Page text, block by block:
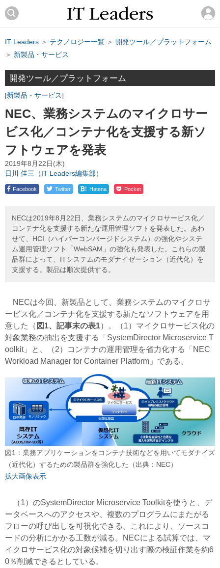
IT Leaders ＞ テクノロジー一覧 ＞ 開発ツール／プラットフォーム
＞ 新製品・サービス
開発ツール／プラットフォーム
新製品・サービス
NEC、業務システムのマイクロサー
ビス化／コンテナ化を支援する新ソ
フトウェアを発表
2019年8月22日(木)
日川 佳三（IT Leaders編集部）
Facebook Twitter ! Hatena Pocket
NECは2019年8月22日、業務システムのマイクロサービス化／
コンテナ化を支援する新たな運用管理ソフトを発表した。あわ
せて、HCI（ハイパーコンバージドシステム）の強化やシステ
ム運用管理ソフト「WebSAM」の強化も発表した。これらの製
品群によって、ITシステムのモダナイゼーション（近代化）を
支援する。製品は順次提供する。
NECは今回、新製品として、業務システムのマイクロサ
ービス化／コンテナ化を支援する新たなソフトウェアを用
意した（ 図1、記事末の表1）。（1）マイクロサービス化の
対象業務の抽出を支援する「SystemDirector Microservice T
oolkit」と、（2）コンテナの運用管理を省力化する「NEC
Workload Manager for Container Platform」である。
図1：業務アプリケーションをコンテナ技術などを用いてモダナイズ
（近代化）するための製品群を強化した（出典：NEC）
拡大画像表示
（1）のSystemDirector Microservice Toolkitを使うと、デ
ータベースへのアクセスや、複数のプログラムにまたがる
フローの呼び出しを可視化できる。これにより、ソースコ
ードの分析にかかる工数が減る。NECによる試算では、マ
イクロサービス化の対象候補を切り出す際の検証作業を約6
0％削減できるとしている。